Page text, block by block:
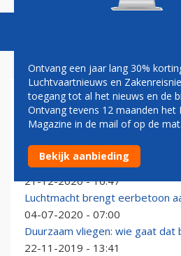
DUTCH
Dutch Aviation Group stopt:
virtueel platform
21-12-2020 - 16:47
Luchtmacht brengt eerbetoon
04-07-2020 - 07:00
Duurzaam vliegen: wie gaat dat
22-11-2019 - 13:41
Ontvang een jaar lang 30%
Luchtvaartnieuws en
toegang tot al het nieuws en de
Ontvang tevens 12 maanden het
Magazine in de mail of op de mat.
Bekijk aanbieding